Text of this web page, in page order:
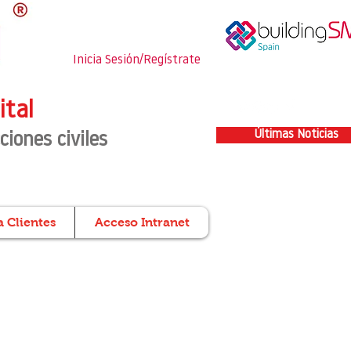
Inicia Sesión/Regístrate
civiles Últimas Noticias
Clientes Acceso Intranet